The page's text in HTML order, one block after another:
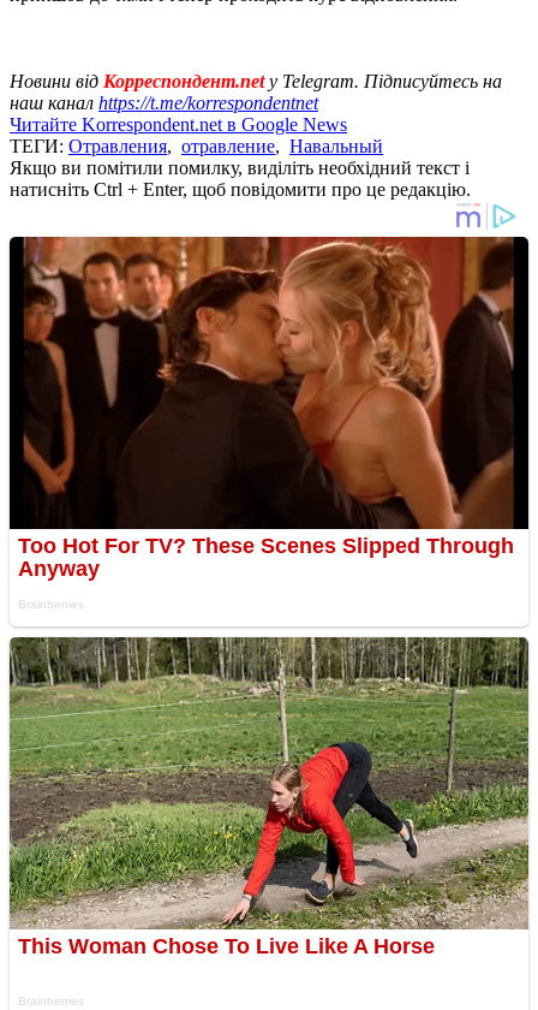
Новини від Корреспондент.netу Telegram. Підписуйтесь на
наш канал https://t.me/korrespondentnet
Читайте Korrespondent.net в Google News
ТЕГИ: Отравления, отравление, Навальный
Якщо ви помітили помилку, виділіть необхідний текст і
натисніть Ctrl + Enter, щоб повідомити про це редакцію.